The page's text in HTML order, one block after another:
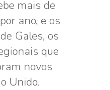
mais de
ano, e os
Gales, os
que
novos
Unido.